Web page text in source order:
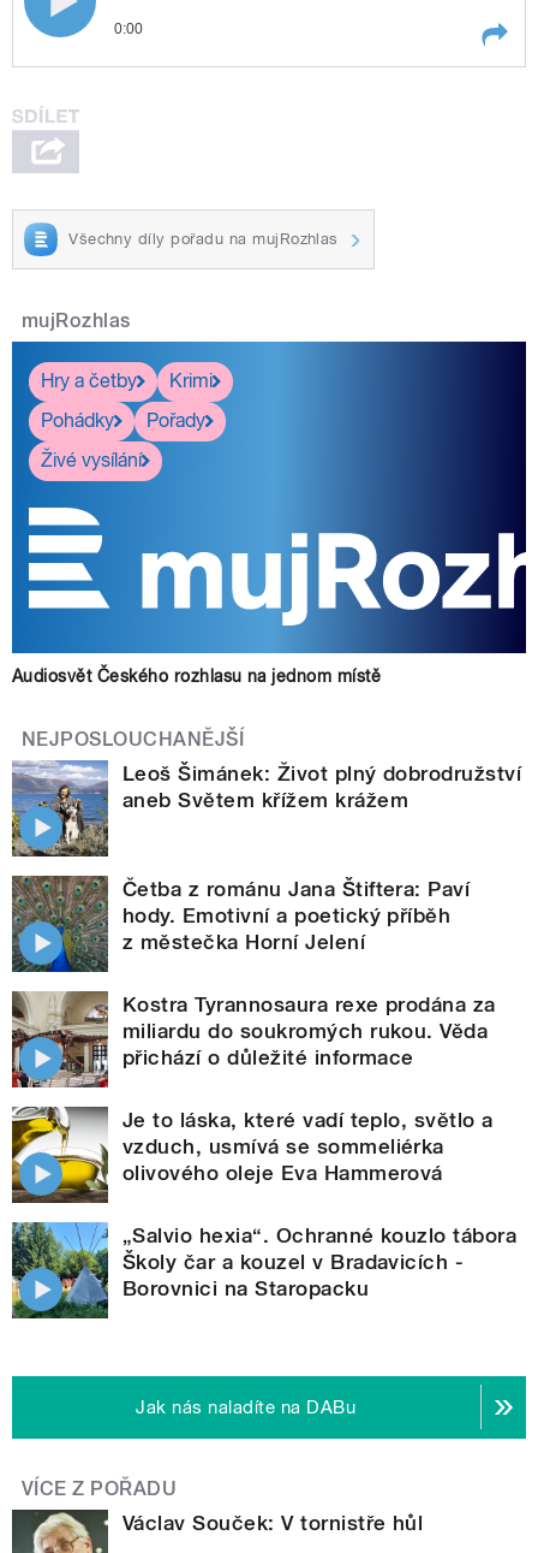
"Další revoluce"
pause
0:00
Všechny díly pořadu na mujRozhlas
mujRozhlas
Hry a četby
Krimi
Pohádky
Pořady
Živé vysílání
Audiosvět Českého rozhlasu na jednom místě
NEJPOSLOUCHANĚJŠÍ
Leoš Šimánek: Život plný dobrodružství
aneb Světem křížem krážem
Četba z románu Jana Štiftera: Paví
hody. Emotivní a poetický příběh
z městečka Horní Jelení
Kostra Tyrannosaura rexe prodána za
miliardu do soukromých rukou. Věda
přichází o důležité informace
Je to láska, které vadí teplo, světlo a
vzduch, usmívá se sommeliérka
olivového oleje Eva Hammerová
„Salvio hexia“. Ochranné kouzlo tábora
Školy čar a kouzel v Bradavicích -
Borovnici na Staropacku
Jak nás naladíte na DABu
VÍCE Z POŘADU
Václav Souček: V tornistře hůl